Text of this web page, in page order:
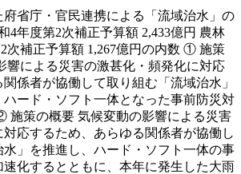
省庁・官民連携による「流域治水」の
4年度第2次補正予算額 2,433億円 農林
次補正予算額 1,267億円の内数 ① 施策
響による災害の激甚化・頻発化に対応
係者が協働して取り組む「流域治水」
ード・ソフト一体となった事前防災対
施策の概要 気候変動の影響による災害
応するため、あらゆる関係者が協働し
」を推進し、ハード・ソフト一体の事
化するとともに、本年に発生した大雨